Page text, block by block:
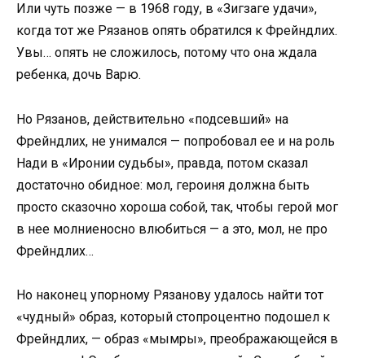
Или чуть позже — в 1968 году, в «Зигзаге удачи»,
когда тот же Рязанов опять обратился к Фрейндлих.
Увы… опять не сложилось, потому что она ждала
ребенка, дочь Варю.
Но Рязанов, действительно «подсевший» на
Фрейндлих, не унимался — попробовал ее и на роль
Нади в «Иронии судьбы», правда, потом сказал
достаточно обидное: мол, героиня должна быть
просто сказочно хороша собой, так, чтобы герой мог
в нее молниеносно влюбиться — а это, мол, не про
Фрейндлих…
Но наконец упорному Рязанову удалось найти тот
«чудный» образ, который стопроцентно подошел к
Фрейндлих, — образ «мымры», преображающейся в